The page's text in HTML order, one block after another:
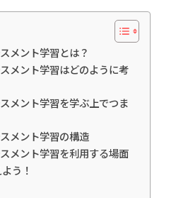
メント学習とは？
メント学習はどのように考
メント学習を学ぶ上でつま
メント学習の構造
メント学習を利用する場面
う！